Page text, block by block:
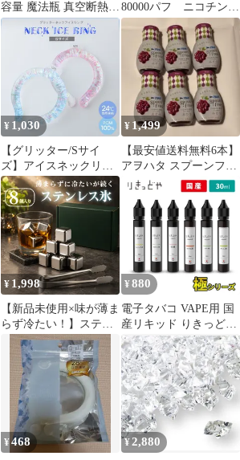
容量 魔法瓶 真空断熱
保冷保温
80000パフ ニコチン・
タールフリー
¥ 1,030
【グリッター/Sサイ
ズ】アイスネックリン
グ PCM クールリング
アイスクールリング ネ
ックリング 冷感 リング
ひんやり リング 涼しい
首 クール 大人 子供 熱
中症対策 キッズ 通勤
通学 アイスネックリン
グ アイス 冷却 首 保冷
剤 暑さ対策
¥ 1,499
【最安値送料無料6本】
アヲハタ スプーンフリ
ー つぶおろし果実 ふど
¥ 1,998
【新品未使用×味が薄ま
らず冷たい！】ステン
レス氷 ８個入り アイス
キューブ 溶けない氷 薄
まらない 冷ます エコ
永久氷 おしゃれ プチギ
フト ロックアイス コー
ヒー お茶 ジュース ウ
イスキーストーン お酒
タンブラー 保冷
¥ 880
電子タバコ VAPE用 国
産リキッド りきっどや
極 30ml
¥468 ¥2,880